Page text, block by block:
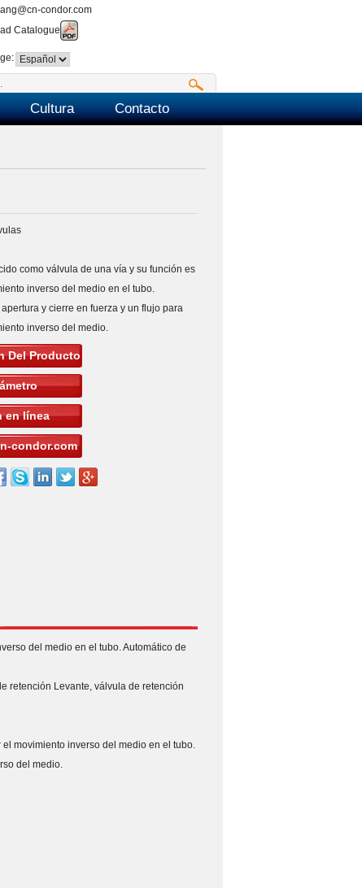
condor.com
Catalogue
Cultura Contacto
como válvula de una vía y su función es
inverso del medio en el tubo.
y cierre en fuerza y un flujo para
inverso del medio.
Del Producto
en línea
condor.com
del medio en el tubo. Automático de
retención Levante, válvula de retención
movimiento inverso del medio en el tubo.
del medio.